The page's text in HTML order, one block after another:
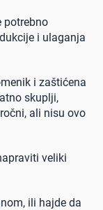
potrebno
i ulaganja
i zaštićena
skuplji,
ali nisu ovo
veliki
ili hajde da